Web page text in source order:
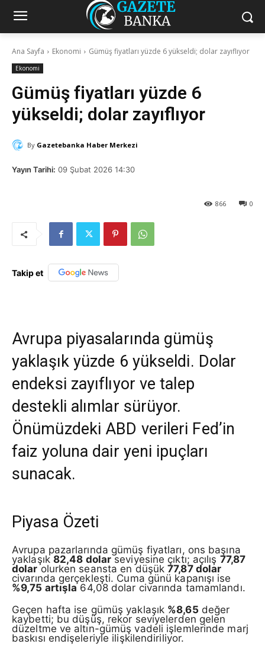
Ana Sayfa Ekonomi Gümüş fiyatları yüzde 6 yükseldi; dolar zayıflıyor
Ekonomi
Gümüş fiyatları yüzde 6
yükseldi; dolar zayıflıyor
By Gazetebanka Haber Merkezi
Yayın Tarihi: 09 Şubat 2026 14:30
0
866
Takip et
Avrupa piyasalarında gümüş
yaklaşık yüzde 6 yükseldi. Dolar
endeksi zayıflıyor ve talep
destekli alımlar sürüyor.
Önümüzdeki ABD verileri Fed’in
faiz yoluna dair yeni ipuçları
sunacak.
Piyasa Özeti
Avrupa pazarlarında gümüş fiyatları, ons başına
yaklaşık 82,48 dolarseviyesine çıktı; açılış 77,87
dolarolurken seansta en düşük77,87 dolar
civarında gerçekleşti. Cuma günü kapanışı ise
%9,75 artışla64,08 dolar civarında tamamlandı.
Geçen hafta ise gümüş yaklaşık %8,65 değer
kaybetti; bu düşüş, rekor seviyelerden gelen
düzeltme ve altın-gümüş vadeli işlemlerinde marj
baskısı endişeleriyle ilişkilendiriliyor.